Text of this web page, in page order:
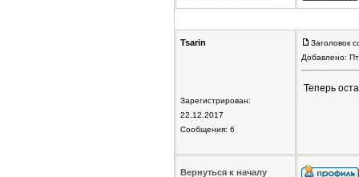
Tsarin
Зарегистрирован:
22.12.2017
Сообщения: 6
Заголовок
Добавлено:
Теперь
Вернуться к началу